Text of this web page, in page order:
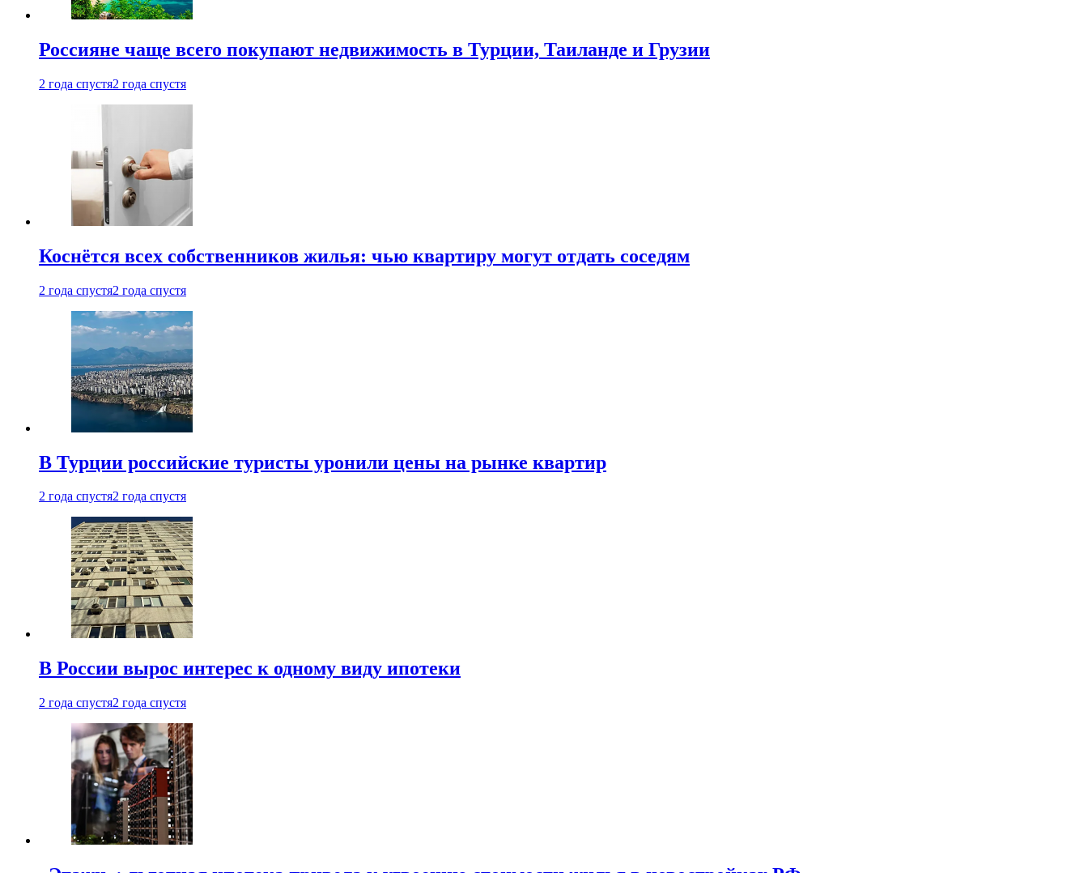
Россияне чаще всего покупают недвижимость в Турции, Таиланде и Грузии
2 года спустя2 года спустя
Коснётся всех собственников жилья: чью квартиру могут отдать соседям
2 года спустя2 года спустя
В Турции российские туристы уронили цены на рынке квартир
2 года спустя2 года спустя
В России вырос интерес к одному виду ипотеки
2 года спустя2 года спустя